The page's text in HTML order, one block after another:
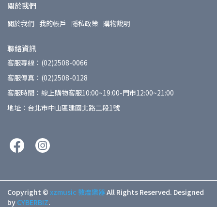
關於我們
關於我們 我的帳戶 隱私政策 購物說明
聯絡資訊
客服專線：(02)2508-0066
客服傳真：(02)2508-0128
客服時間：線上購物客服10:00~19:00-門市12:00~21:00
地址：台北市中山區建國北路二段1號
Copyright © xzmusic 敦煌樂器All Rights Reserved. Designed
by CYBERBIZ.